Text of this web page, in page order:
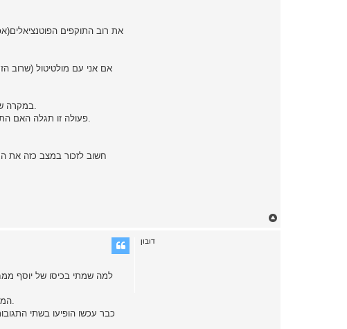
אם אני עם מולטיטול (שרוב
במקרה שהוצג האפשרות הטובה ביותר לדעתי היא לנסות לזוז מנתיב הריצה של אותו אדם בחיתוך הכי אגרסיבי שניתן, תוך כדי פתיחת/שליפת הסכין.
פעולה זו תגלה האם התוקף מעוניין בכלל בך או שהוא עצמו בורח ממשהו או שבמידה והוא זקוק לעזרה - לקריאה להבהרת המצב ברגע שהוא רואה את התחמקותך.
חשוב לזכור במצב כזה את
דובון
למה שמתי בכיסו של יוסף
כבר עכשו הופיעו בשתי